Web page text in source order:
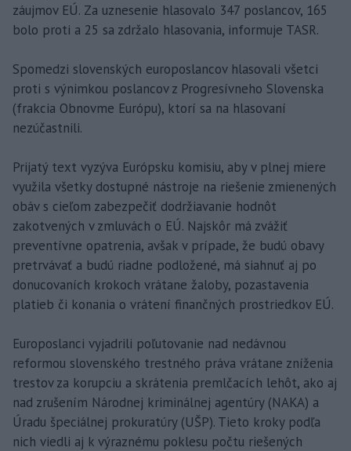
záujmov EÚ. Za uznesenie hlasovalo 347 poslancov, 165
bolo proti a 25 sa zdržalo hlasovania, informuje TASR.
Spomedzi slovenských europoslancov hlasovali všetci
proti s výnimkou poslancov z Progresívneho Slovenska
(frakcia Obnovme Európu), ktorí sa na hlasovaní
nezúčastnili.
Prijatý text vyzýva Európsku komisiu, aby v plnej miere
využila všetky dostupné nástroje na riešenie zmienených
obáv s cieľom zabezpečiť dodržiavanie hodnôt
zakotvených v zmluvách o EÚ. Najskôr má zvážiť
preventívne opatrenia, avšak v prípade, že budú obavy
pretrvávať a budú riadne podložené, má siahnuť aj po
donucovaních krokoch vrátane žaloby, pozastavenia
platieb či konania o vrátení finančných prostriedkov EÚ.
Europoslanci vyjadrili poľutovanie nad nedávnou
reformou slovenského trestného práva vrátane zníženia
trestov za korupciu a skrátenia premlčacích lehôt, ako aj
nad zrušením Národnej kriminálnej agentúry (NAKA) a
Úradu špeciálnej prokuratúry (UŠP). Tieto kroky podľa
nich viedli aj k výraznému poklesu počtu riešených